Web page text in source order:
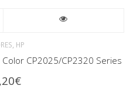
, HP
Color CP2025/CP2320 Series
€